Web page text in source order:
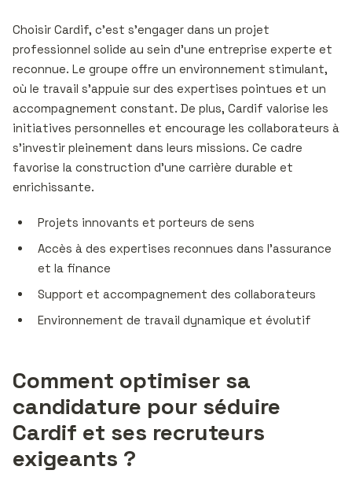
Choisir Cardif, c’est s’engager dans un projet
professionnel solide au sein d’une entreprise experte et
reconnue. Le groupe offre un environnement stimulant,
où le travail s’appuie sur des expertises pointues et un
accompagnement constant. De plus, Cardif valorise les
initiatives personnelles et encourage les collaborateurs à
s’investir pleinement dans leurs missions. Ce cadre
favorise la construction d’une carrière durable et
enrichissante.
Projets innovants et porteurs de sens
Accès à des expertises reconnues dans l’assurance
et la finance
Support et accompagnement des collaborateurs
Environnement de travail dynamique et évolutif
Comment optimiser sa
candidature pour séduire
Cardif et ses recruteurs
exigeants ?